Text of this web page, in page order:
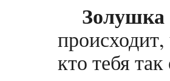
Золушка
кто тебя